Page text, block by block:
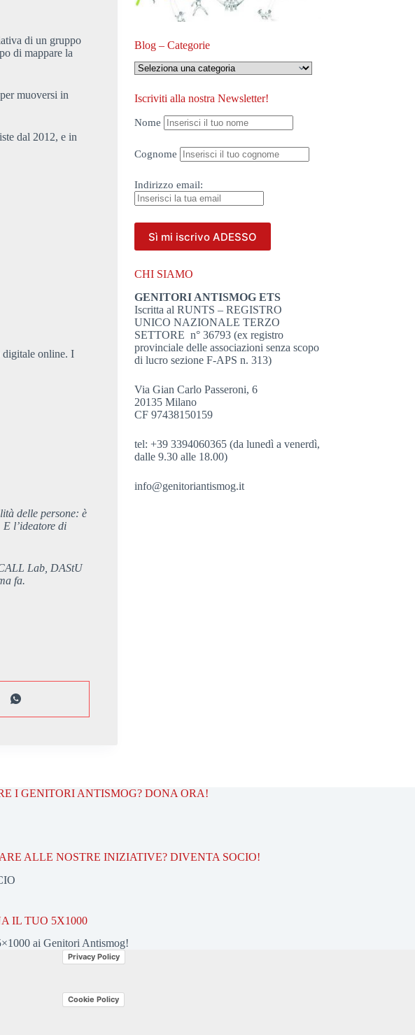
di un gruppo
di mappare la
muoversi in
dal 2012, e in
digitale online. I
delle persone: è
l’ideatore di
Lab, DAStU
fa.
Blog – Categorie
Blog
–
Iscriviti alla nostra Newsletter!
Nome
Cognome
Indirizzo email:
CHI SIAMO
GENITORI ANTISMOG ETS
Iscritta al RUNTS – REGISTRO
UNICO NAZIONALE TERZO
SETTORE n° 36793 (ex registro
provinciale delle associazioni senza scopo
di lucro sezione F-APS n. 313)
Via Gian Carlo Passeroni, 6
20135 Milano
CF 97438150159
tel: +39 3394060365 (da lunedì a venerdì,
dalle 9.30 alle 18.00)
info@genitoriantismog.it
I GENITORI ANTISMOG? DONA ORA!
ALLE NOSTRE INIZIATIVE? DIVENTA SOCIO!
IL TUO 5X1000
ai Genitori Antismog!
Privacy Policy
Cookie Policy